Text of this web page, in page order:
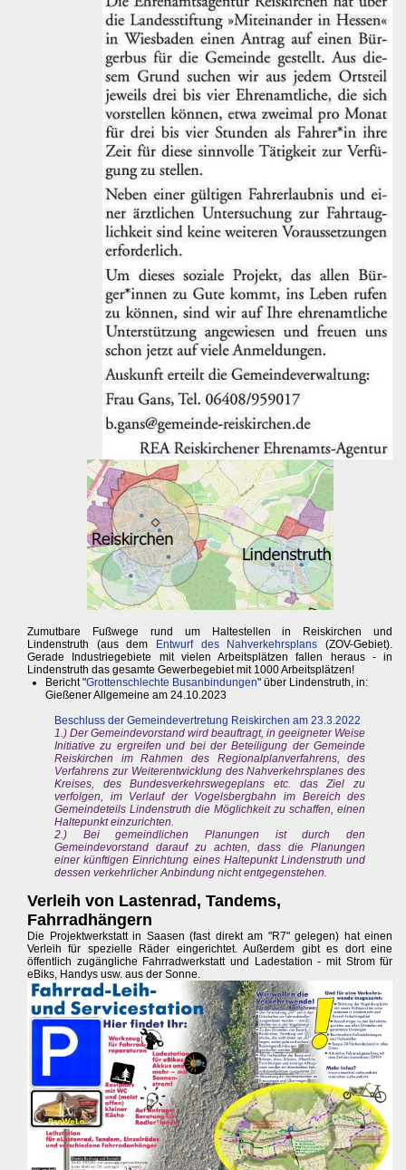
Zumutbare Fußwege rund um Haltestellen in Reiskirchen und
Lindenstruth (aus dem Entwurf des Nahverkehrsplans (ZOV-Gebiet).
Gerade Industriegebiete mit vielen Arbeitsplätzen fallen heraus - in
Lindenstruth das gesamte Gewerbegebiet mit 1000 Arbeitsplätzen!
Bericht "Grottenschlechte Busanbindungen" über Lindenstruth, in:
Gießener Allgemeine am 24.10.2023
Beschluss der Gemeindevertretung Reiskirchen am 23.3.2022
1.) Der Gemeindevorstand wird beauftragt, in geeigneter Weise
Initiative zu ergreifen und bei der Beteiligung der Gemeinde
Reiskirchen im Rahmen des Regionalplanverfahrens, des
Verfahrens zur Weiterentwicklung des Nahverkehrsplanes des
Kreises, des Bundesverkehrswegeplans etc. das Ziel zu
verfolgen, im Verlauf der Vogelsbergbahn im Bereich des
Gemeindeteils Lindenstruth die Möglichkeit zu schaffen, einen
Haltepunkt einzurichten.
2.) Bei gemeindlichen Planungen ist durch den
Gemeindevorstand darauf zu achten, dass die Planungen
einer künftigen Einrichtung eines Haltepunkt Lindenstruth und
dessen verkehrlicher Anbindung nicht entgegenstehen.
Verleih von Lastenrad, Tandems,
Fahrradhängern
Die Projektwerkstatt in Saasen (fast direkt am "R7" gelegen) hat einen
Verleih für spezielle Räder eingerichtet. Außerdem gibt es dort eine
öffentlich zugängliche Fahrradwerkstatt und Ladestation - mit Strom für
eBiks, Handys usw. aus der Sonne.